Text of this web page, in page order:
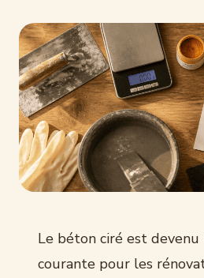
Le béton ciré est
courante pour les